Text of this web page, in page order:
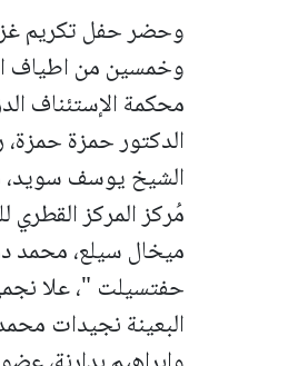
وحضر حفل تكريم
وخمسين من اطياف
محكمة الإستئناف
الدكتور حمزة
الشيخ يوسف سويد،
مُركز المركز
ميخال سيلع، محمد
حفتسيلت "، علا
البعينة نجيدات